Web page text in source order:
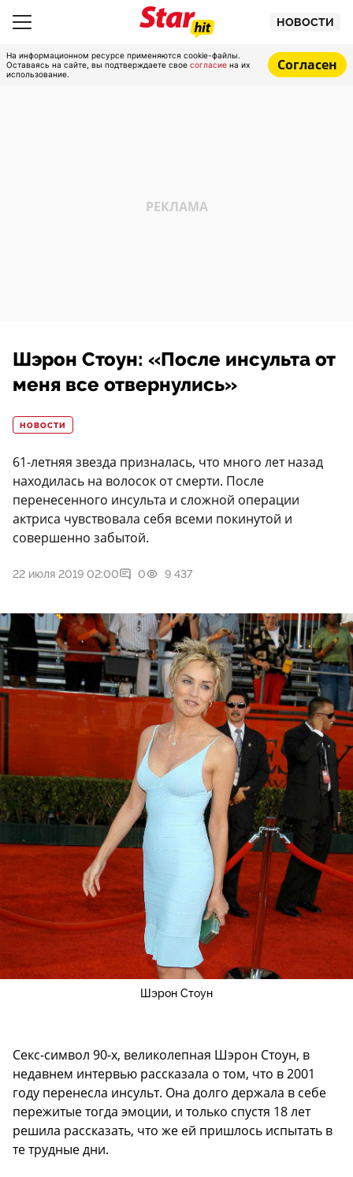
НОВОСТИ
На информационном ресурсе применяются cookie-файлы.
Оставаясь на сайте, вы подтверждаете свое согласие на их
использование.
Согласен
Шэрон Стоун: «После инсульта от
меня все отвернулись»
НОВОСТИ
61-летняя звезда призналась, что много лет назад
находилась на волосок от смерти. После
перенесенного инсульта и сложной операции
актриса чувствовала себя всеми покинутой и
совершенно забытой.
22 июля 2019 02:00 0 9 437
Шэрон Стоун
Секс-символ 90-х, великолепная Шэрон Стоун, в
недавнем интервью рассказала о том, что в 2001
году перенесла инсульт. Она долго держала в себе
пережитые тогда эмоции, и только спустя 18 лет
решила рассказать, что же ей пришлось испытать в
те трудные дни.